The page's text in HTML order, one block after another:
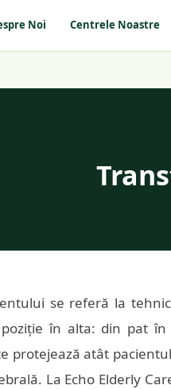
Noi Centrele Noastre
se referă la
în alta: din pat
protejează atât
La Echo Elderly